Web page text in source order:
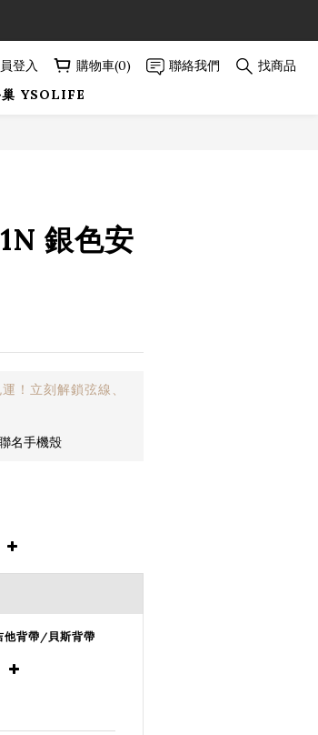
登入 購物車(0) 聯絡我們
找商品
巢 YSOLIFE
銀色安
！立刻解鎖弦線、
名手機殼
他背帶/貝斯背帶